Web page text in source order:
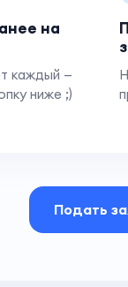
на
каждый —
ниже ;)
Подать